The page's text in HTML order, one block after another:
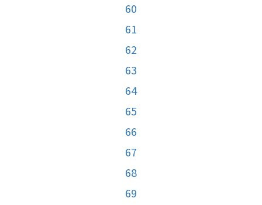
60
61
62
63
64
65
66
67
68
69